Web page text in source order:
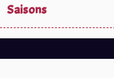
Saisons